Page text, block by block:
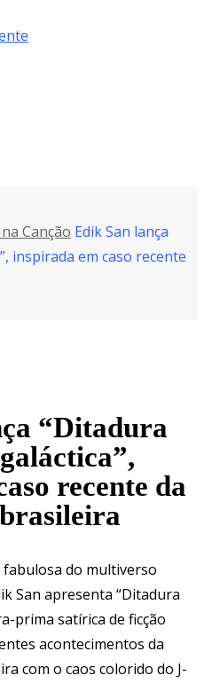
Canção Edik San lança
inspirada em caso recente
“Ditadura
recente da
fabulosa do multiverso
San apresenta “Ditadura
prima satírica de ficção
acontecimentos da
com o caos colorido do J-